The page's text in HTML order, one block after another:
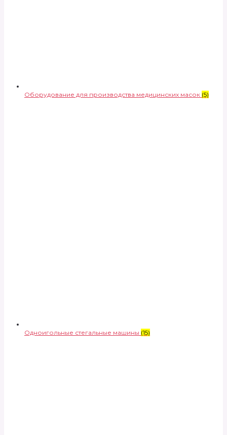
Оборудование для производства медицинских масок (5)
Одноигольные стегальные машины (15)